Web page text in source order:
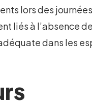
lors des
liés à l’absence de
dans les